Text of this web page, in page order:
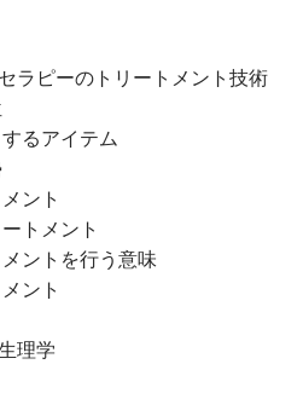
ラピーのトリートメント技術
るアイテム
ント
トメント
ントを行う意味
ント
理学